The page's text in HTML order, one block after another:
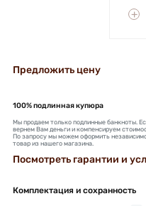
+
Предложить цену
100% подлинная купюра
Мы продаем только подлинные банкноты.
вернем Вам деньги и компенсируем
По запросу мы можем оформить
товар из нашего магазина.
Посмотреть гарантии и
Комплектация и сохранность